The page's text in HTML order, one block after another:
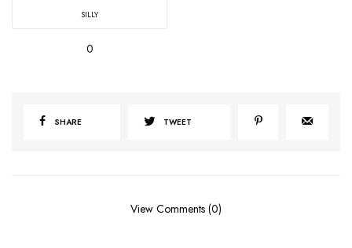
SILLY
0
SHARE TWEET
View Comments (0)